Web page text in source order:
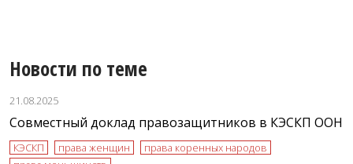
Новости по теме
21.08.2025
Совместный доклад правозащитников в КЭСКП ООН
КЭСКП права женщин
права коренных народов